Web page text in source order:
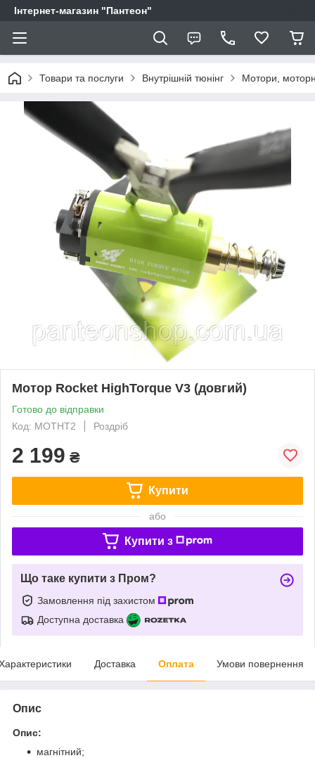
Інтернет-магазин "Пантеон"
Товари та послуги Внутрішній тюнінг Мотори,
Мотор Rocket HighTorque V3 (довгий)
Готово до відправки
Код: MOTHT2
Роздріб
2 199 ₴
Купити
або
Купити з
Що таке купити з Пром?
Замовлення під захистом
Доступна доставка
Доставка Оплата Умови повернення
Опис
Опис:
магнітний;